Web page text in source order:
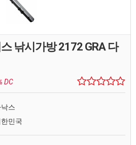
낚시가방 2172 GRA 다
DC
스
민국